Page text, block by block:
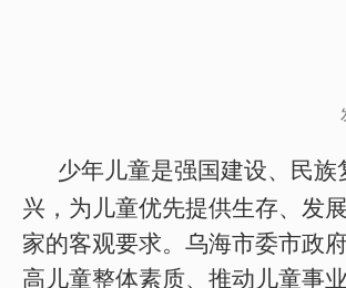
少年儿童是强国建设、民
兴，为儿童优先提供生存、发
家的客观要求。乌海市委市政
高儿童整体素质、推动儿童事